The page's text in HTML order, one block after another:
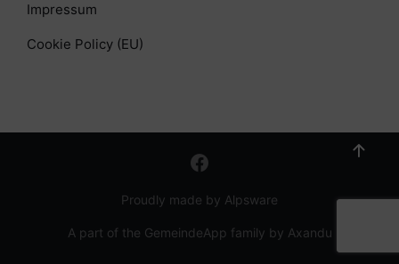
Impressum
Cookie Policy (EU)
Proudly made by Alpsware
A part of the GemeindeApp family by Axandu